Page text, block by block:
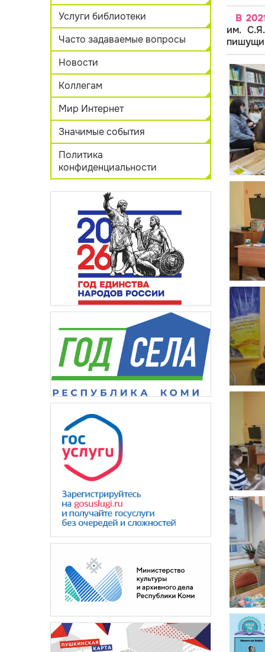
Услуги библиотеки
Часто задаваемые вопросы
Новости
Коллегам
Мир Интернет
Значимые события
Политика
конфиденциальности
В
им.